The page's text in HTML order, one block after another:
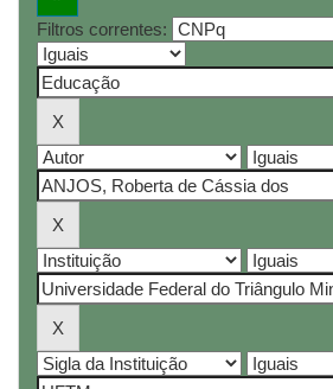
Filtros correntes: